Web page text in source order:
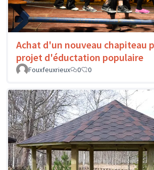
Achat d'un nouveau chapiteau
projet d'éductation populaire
Fouxfeuxrieux
0 0